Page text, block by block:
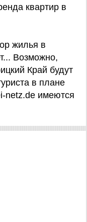
квартир в
жилья в
Возможно,
Край будут
в плане
netz.de имеются